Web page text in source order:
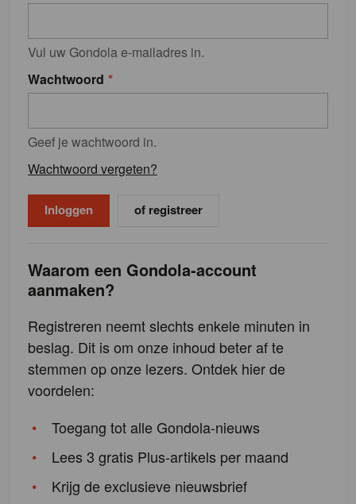
Vul uw Gondola e-mailadres in.
Wachtwoord
Geef je wachtwoord in.
Wachtwoord vergeten?
of registreer
Waarom een Gondola-account
aanmaken?
Registreren neemt slechts enkele minuten in
beslag. Dit is om onze inhoud beter af te
stemmen op onze lezers. Ontdek hier de
voordelen:
Toegang tot alle Gondola-nieuws
Lees 3 gratis Plus-artikels per maand
Krijg de exclusieve nieuwsbrief